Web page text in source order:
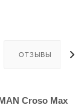
ОТЗЫВЫ
Croso Max